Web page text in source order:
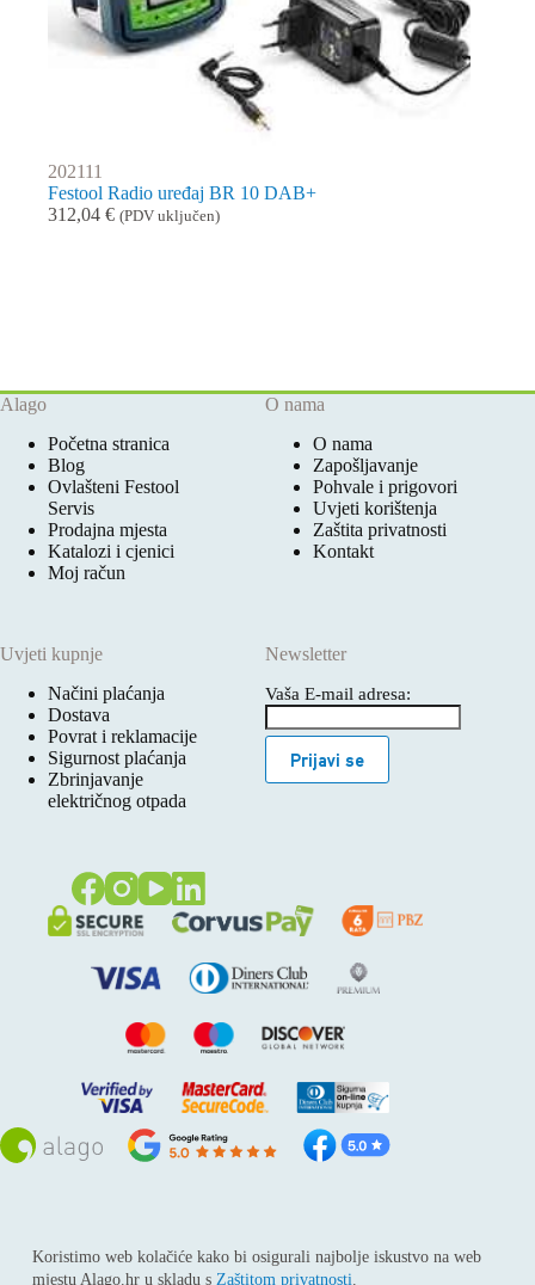
Koristimo web kolačiće kako bi osigurali najbolje iskustvo na web
mjestu Alago.hr u skladu s Zaštitom privatnosti.
202111
Festool Radio uređaj BR 10 DAB+
312,04 € (PDV uključen)
Alago
Početna stranica
Blog
Ovlašteni Festool
Servis
Prodajna mjesta
Katalozi i cjenici
Moj račun
O nama
O nama
Zapošljavanje
Pohvale i prigovori
Uvjeti korištenja
Zaštita privatnosti
Kontakt
Uvjeti kupnje
Načini plaćanja
Dostava
Povrat i reklamacije
Sigurnost plaćanja
Zbrinjavanje
električnog otpada
Newsletter
Vaša E-mail adresa:
Prijavi se
Sva prava pridržana © 2026
Alago
ALAGO d.o.o. trgovina, usluge i zastupanje stranih tvrtki /